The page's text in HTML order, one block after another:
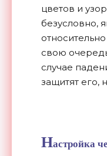
цветов и
безусловно,
свою
случае
защитят его,
Настройка